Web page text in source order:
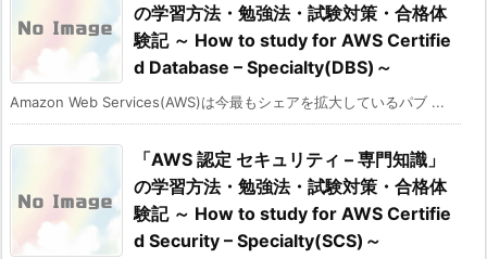
の学習方法・勉強法・試験対策・合格体
験記 ～ How to study for AWS Certifie
d Database – Specialty(DBS)～
Amazon Web Services(AWS)は今最もシェアを拡大しているパブ ...
「AWS 認定 セキュリティ – 専門知識」
の学習方法・勉強法・試験対策・合格体
験記 ～ How to study for AWS Certifie
d Security – Specialty(SCS)～